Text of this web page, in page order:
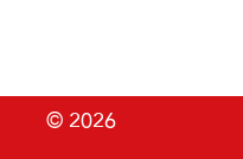
© 2026